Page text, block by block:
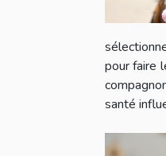
pour faire
santé